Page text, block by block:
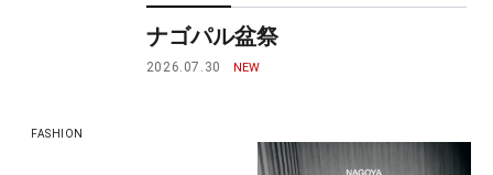
ナゴパル盆祭
2026.07.30
FASHION